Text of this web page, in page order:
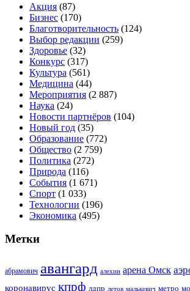
Акция (87)
Бизнес (170)
Благотворительность (124)
Выбор редакции (259)
Здоровье (32)
Конкурс (317)
Культура (561)
Медицина (44)
Мероприятия (2 887)
Наука (24)
Новости партнёров (104)
Новый год (35)
Образование (772)
Общество (2 759)
Политика (272)
Природа (116)
События (1 671)
Спорт (1 033)
Технологии (196)
Экономика (495)
Метки
абрамович авангард алехин арена Омск
коронавирус кпрф лдпр летов малькевич метро